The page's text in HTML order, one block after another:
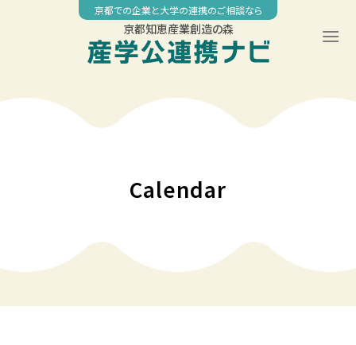
京都での企業と大学の連携のご相談なら
京都知恵産業創造の森
Calendar
04:00